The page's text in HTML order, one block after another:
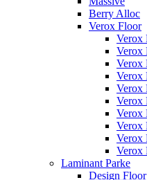
Berry Alloc
Verox Floor
Verox
Verox
Verox
Verox
Verox
Verox
Verox
Verox
Verox
Verox
Laminant Parke
Design Floor